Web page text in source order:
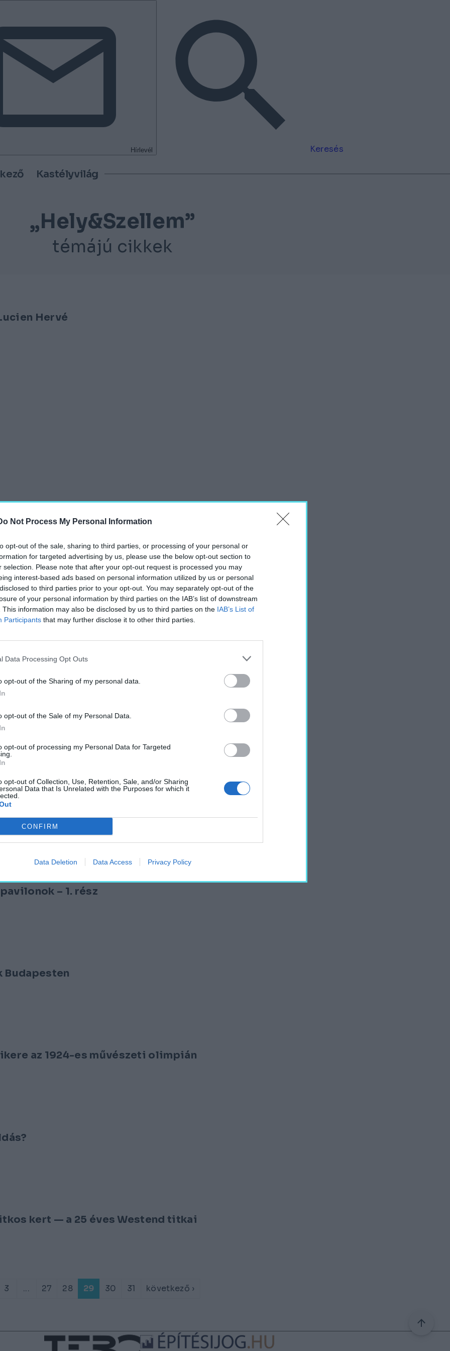
Not Process My Personal Information
opt-out of the sale, sharing to third parties, or processing of your personal or
for targeted advertising by us, please use the below opt-out section to
selection. Please note that after your opt-out request is processed you may
interest-based ads based on personal information utilized by us or personal
to third parties prior to your opt-out. You may separately opt-out of the
of your personal information by third parties on the IAB’s list of downstream
This information may also be disclosed by us to third parties on the IAB’s List of
Participants that may further disclose it to other third parties.
Data Processing Opt Outs
opt-out of the Sharing of my personal data.
opt-out of the Sale of my Personal Data.
opt-out of processing my Personal Data for Targeted
opt-out of Collection, Use, Retention, Sale, and/or Sharing
Data that Is Unrelated with the Purposes for which it
CONFIRM
Data Deletion Data Access Privacy Policy
Hírlevél Keresés
Kastélyvilág
„Hely&Szellem”
témájú cikkek
Hervé
másolat – Legendák a Lánchíd történetéből
építészete a budai ciszterciek szolgálatában
alapok
– 1. rész
Budapesten
az 1924-es művészeti olimpián
kert — a 25 éves Westend titkai
3 ... 27 28 29 30 31 következő ›